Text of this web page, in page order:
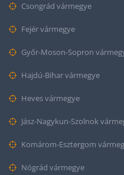
Csongrád vármegye
Fejér vármegye
Győr-Moson-Sopron
Hajdú-Bihar vármegye
Heves vármegye
Jász-Nagykun-Szolnok
Komárom-Esztergom
Nógrád vármegye